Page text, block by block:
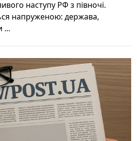
наступу РФ з півночі.
напруженою: держава,
...